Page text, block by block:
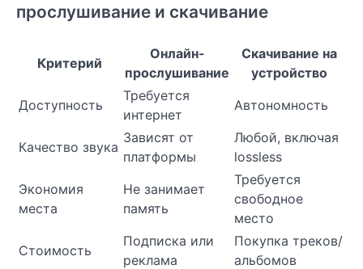
прослушивание и скачивание
Критерий
Онлайн-
прослушивание
Скачивание на
устройство
Доступность
Требуется
интернет
Автономность
Качество звука
Зависят от
платформы
Любой, включая
lossless
Экономия
места
Не занимает
память
Требуется
свободное
место
Стоимость
Подписка или
реклама
Покупка треков/
альбомов